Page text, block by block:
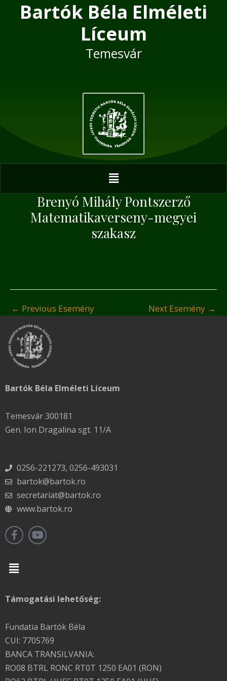
Bartók Béla Elméleti
Líceum
Temesvár
Menu
Brenyó Mihály Pontszerző
Matematikaverseny-megyei
szakasz
Post
navigation
← Previous Esemény Next Esemény →
Bartók Béla Elméleti Líceum
Temesvár 300181
Gen. Ion Dragalina sgt. 11/A
0256-221273, 0256-493031
bartok@bartok.ro
secretariat@bartok.ro
www.bartok.ro
Menu
Támogatási lehetőség:
Fundatia Bartók Béla
CUI: 7705769
BANCA TRANSILVANIA:
RO08 BTRL RONC RT0T 1250 EA01 (RON)